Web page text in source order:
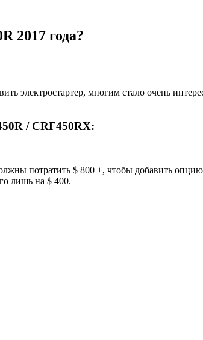
2017 года?
электростартер, многим стало очень
/ CRF450RX:
потратить $ 800 +, чтобы добавить
лишь на $ 400.